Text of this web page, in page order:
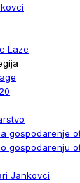
Laze
gospodarenje
gospodarenju
Jankovci